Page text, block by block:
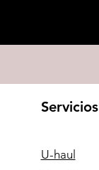
Servicios
U-haul